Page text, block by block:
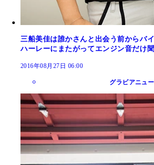
三船美佳は誰かさんと出会う前からバ
ハーレーにまたがってエンジン音だけ聞
2016年08月27日 06:00
グラビアニュ